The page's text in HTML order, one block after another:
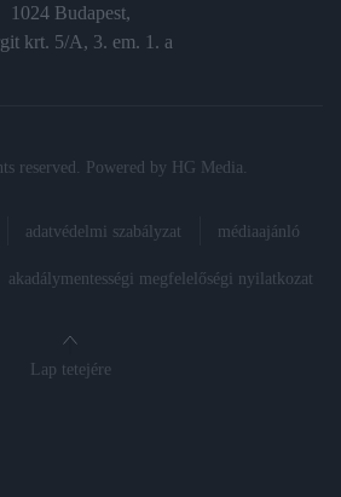
1024 Budapest,
krt. 5/A, 3. em. 1. a
reserved. Powered by HG Media
adatvédelmi szabályzat médiaajánló
akadálymentességi megfelelőségi nyilatkozat
Lap tetejére